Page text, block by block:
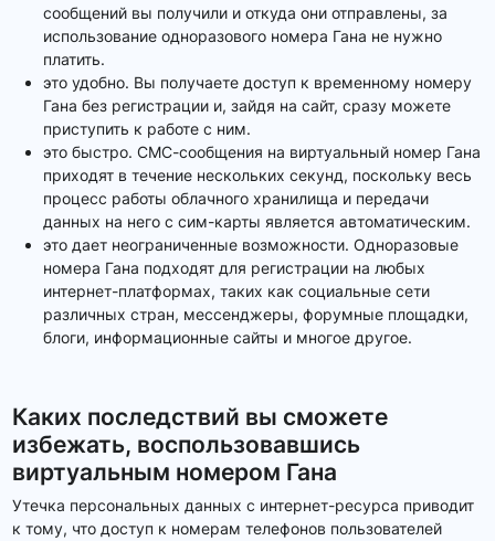
сообщений вы получили и откуда они отправлены, за
использование одноразового номера Гана не нужно
платить.
это удобно. Вы получаете доступ к временному номеру
Гана без регистрации и, зайдя на сайт, сразу можете
приступить к работе с ним.
это быстро. СМС-сообщения на виртуальный номер Гана
приходят в течение нескольких секунд, поскольку весь
процесс работы облачного хранилища и передачи
данных на него с сим-карты является автоматическим.
это дает неограниченные возможности. Одноразовые
номера Гана подходят для регистрации на любых
интернет-платформах, таких как социальные сети
различных стран, мессенджеры, форумные площадки,
блоги, информационные сайты и многое другое.
Каких последствий вы сможете
избежать, воспользовавшись
виртуальным номером Гана
Утечка персональных данных с интернет-ресурса приводит
к тому, что доступ к номерам телефонов пользователей